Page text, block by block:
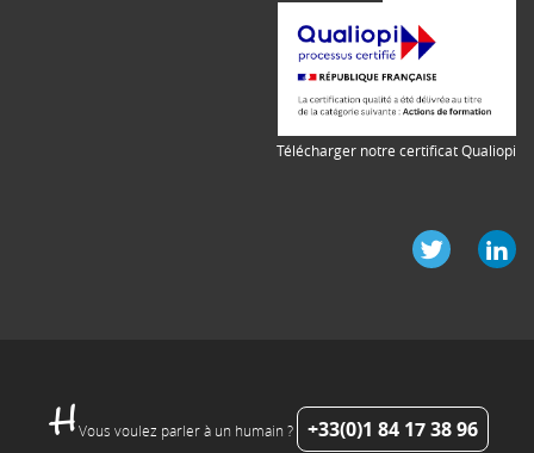
Télécharger notre certificat Qualiopi
Vous voulez parler à un humain ? +33(0)1 84 17 38 96